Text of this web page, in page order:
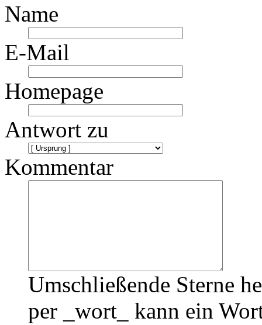
Name
E-Mail
Homepage
Antwort zu
Kommentar
Umschließende Sterne
per _wort_ kann ein